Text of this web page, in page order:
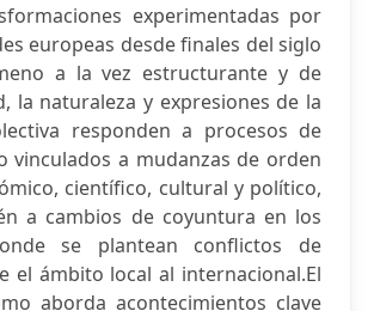
experimentadas por
europeas desde finales del siglo
a la vez estructurante y de
la naturaleza y expresiones de la
responden a procesos de
vinculados a mudanzas de orden
científico, cultural y político,
a cambios de coyuntura en los
se plantean conflictos de
el ámbito local al internacional.El
aborda acontecimientos clave